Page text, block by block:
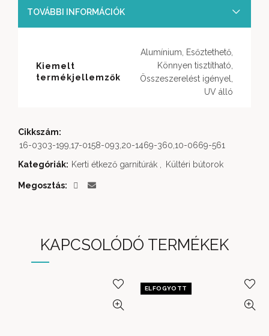
TOVÁBBI INFORMÁCIÓK
Kiemelt
termékjellemzők
Alumínium, Esőztethető,
Könnyen tisztítható,
Összeszerelést igényel,
UV álló
Cikkszám:
16-0303-199,17-0158-093,20-1469-360,10-0669-561
Kategóriák: Kerti étkező garnitúrák Kültéri bútorok
Megosztás
KAPCSOLÓDÓ TERMÉKEK
ELFOGYOTT